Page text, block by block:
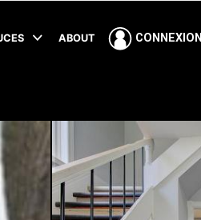
ABOUT CONNEXION